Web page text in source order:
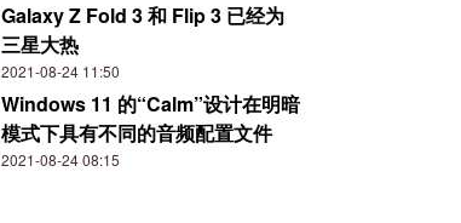
Galaxy Z Fold 3 和 Flip 3 已经为
三星大热
2021-08-24 11:50
Windows 11 的“Calm”设计在明暗
模式下具有不同的音频配置文件
2021-08-24 08:15